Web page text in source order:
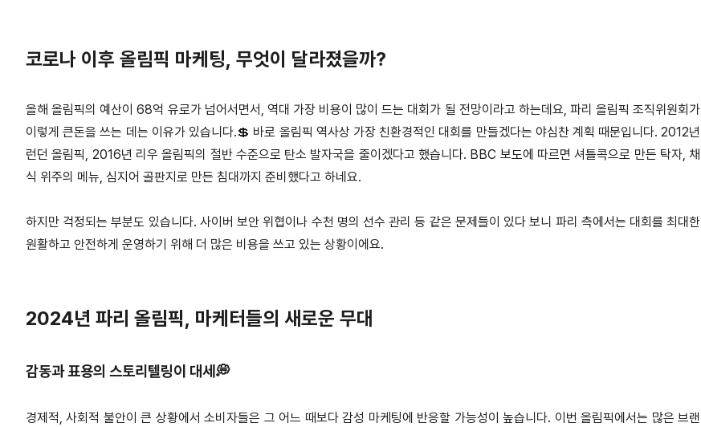
코로나 이후 올림픽 마케팅, 무엇이 달라졌을까?
올해 올림픽의 예산이 68억 유로가 넘어서면서, 역대 가장 비용이 많이 드는 대회가 될 전망이라고 하는데요, 파리 올림픽 조직위원회가
이렇게 큰돈을 쓰는 데는 이유가 있습니다.💲 바로 올림픽 역사상 가장 친환경적인 대회를 만들겠다는 야심찬 계획 때문입니다. 2012년
런던 올림픽, 2016년 리우 올림픽의 절반 수준으로 탄소 발자국을 줄이겠다고 했습니다. BBC 보도에 따르면 셔틀콕으로 만든 탁자, 채
식 위주의 메뉴, 심지어 골판지로 만든 침대까지 준비했다고 하네요.
하지만 걱정되는 부분도 있습니다. 사이버 보안 위협이나 수천 명의 선수 관리 등 같은 문제들이 있다 보니 파리 측에서는 대회를 최대한
원활하고 안전하게 운영하기 위해 더 많은 비용을 쓰고 있는 상황이에요.
2024년 파리 올림픽, 마케터들의 새로운 무대
감동과 표용의 스토리텔링이 대세💭
경제적, 사회적 불안이 큰 상황에서 소비자들은 그 어느 때보다 감성 마케팅에 반응할 가능성이 높습니다. 이번 올림픽에서는 많은 브랜